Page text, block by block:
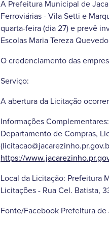
A Prefeitura Municipal de
Ferroviárias - Vila Setti e
quarta-feira (dia 27) e prevê
Escolas Maria Tereza
O credenciamento das
Serviço:
A abertura da Licitação
Informações
Departamento de Compras,
https://
Local da Licitação: Prefeitura
Licitações - Rua Cel. Batista,
Fonte/Facebook Prefeitura